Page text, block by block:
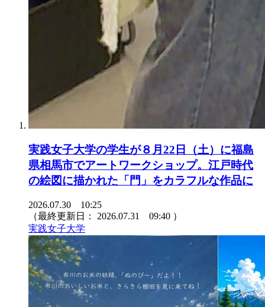
実践女子大学の学生が８月22日（土）に福島
県相馬市でアートワークショップ。江戸時代
の絵図に描かれた「門」をカラフルな作品に
2026.07.30 10:25
（最終更新日： 2026.07.31 09:40 ）
実践女子大学